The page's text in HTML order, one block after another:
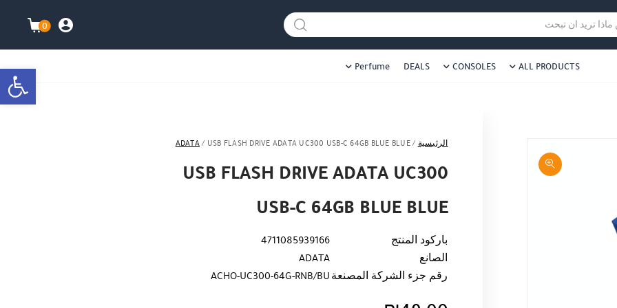
هل نزلت التطبيق ليصلك كل جديد ؟ هل نزلت التطبيق ليصلك كل جديد ؟
0
עגלת
تريد ان تبحث
ALL PRODUCTS
CONSOLES
DEALS
Perfume
الرئيسية /
ADATA/ USB FLASH DRIVE ADATA UC300 USB-C 64GB BLUE BLUE
USB FLASH DRIVE ADATA UC300
USB-C 64GB BLUE BLUE
باركود المنتج
4711085939166
الصانع
ADATA
رقم جزء الشركة المصنعةACHO-UC300-64G-RNB/BU